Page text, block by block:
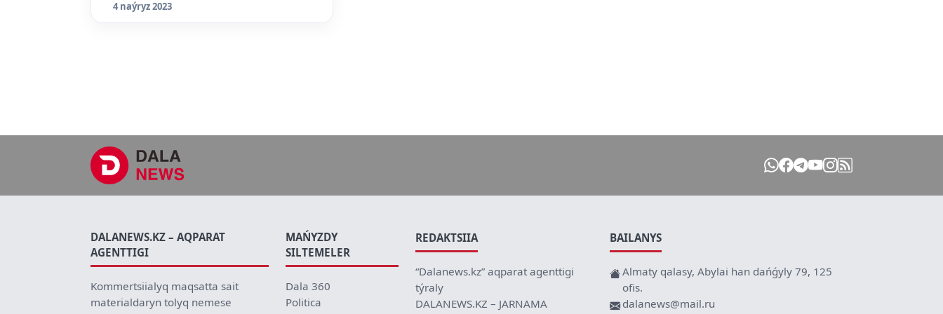
4 naýryz 2023
DALANEWS.KZ – AQPARAT
AGENTTIGI
Kommertsiialyq maqsatta sait
materialdaryn tolyq nemese
MAŃYZDY
SILTEMELER
Dala 360
Politica
REDAKTSIIA
“Dalanews.kz” aqparat agenttigi
týraly
DALANEWS.KZ – JARNAMA
BAILANYS
Almaty qalasy, Abylai han dańǵyly 79, 125
ofis.
dalanews@mail.ru